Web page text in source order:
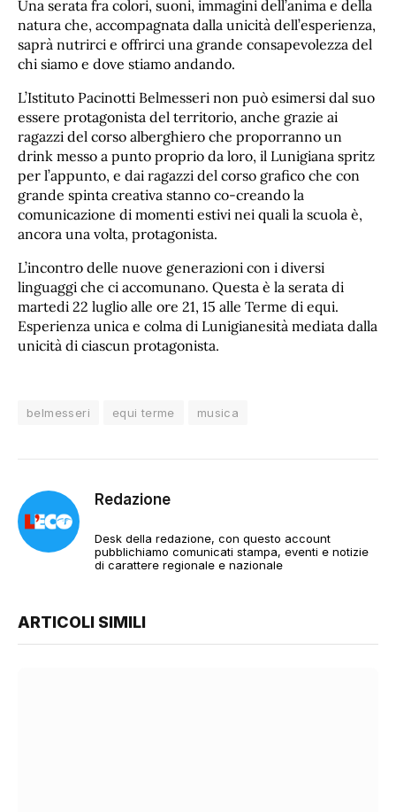
Una serata fra colori, suoni, immagini dell’anima e della
natura che, accompagnata dalla unicità dell’esperienza,
saprà nutrirci e offrirci una grande consapevolezza del
chi siamo e dove stiamo andando.
L’Istituto Pacinotti Belmesseri non può esimersi dal suo
essere protagonista del territorio, anche grazie ai
ragazzi del corso alberghiero che proporranno un
drink messo a punto proprio da loro, il Lunigiana spritz
per l’appunto, e dai ragazzi del corso grafico che con
grande spinta creativa stanno co-creando la
comunicazione di momenti estivi nei quali la scuola è,
ancora una volta, protagonista.
L’incontro delle nuove generazioni con i diversi
linguaggi che ci accomunano. Questa è la serata di
martedi 22 luglio alle ore 21, 15 alle Terme di equi.
Esperienza unica e colma di Lunigianesità mediata dalla
unicità di ciascun protagonista.
belmesseri equi terme musica
Redazione
Desk della redazione, con questo account
pubblichiamo comunicati stampa, eventi e notizie
di carattere regionale e nazionale
ARTICOLI SIMILI